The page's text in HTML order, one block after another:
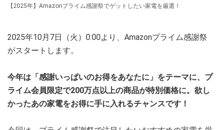
【2025年】Amazonプライム感謝祭でゲットしたい家電を厳選！
2025年10月7日（火）0:00より、Amazonプライム感謝祭
がスタートします。
今年は「感謝いっぱいのお得をあなたに」をテーマに、プ
ライム会員限定で200万点以上の商品が特別価格に。欲し
かったあの家電をお得に手に入れるチャンスです！